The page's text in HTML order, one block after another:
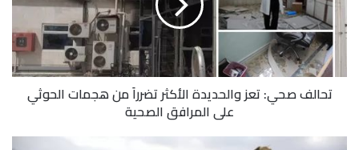
الأكثر
تضرراَ
من
هجمات
الحوثي
علىتحالف صحي: تعز والحديدة الأكثر تضرراَ من هجمات الحوثي
على المرافق الصحية